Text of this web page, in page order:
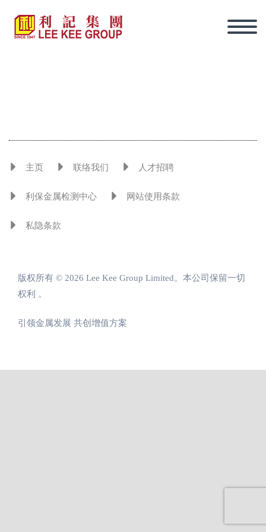
主页 联络我们 人才招聘
利保金属检测中心 网站使用条款
私隐条款
版权所有 © 2026 Lee Kee Group Limited。本公司保留一切
权利 。
引领金属发展 共创增值方案